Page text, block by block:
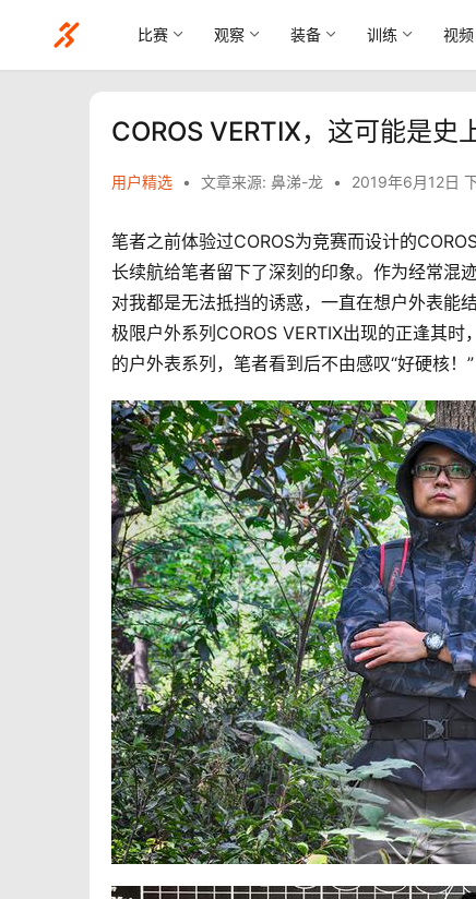
比赛 观察 装备 训练 视频
COROS VERTIX，这可能是史
用户精选 • 文章来源: 鼻涕-龙 • 2019年6月12日
笔者之前体验过COROS为竞赛而设计的
长续航给笔者留下了深刻的印象。作为经常混
对我都是无法抵挡的诱惑，一直在想户外表能
极限户外系列COROS VERTIX出现的正逢其
的户外表系列，笔者看到后不由感叹“好硬核！”